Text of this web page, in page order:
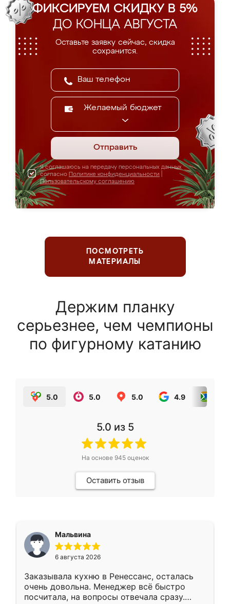
ФИКСИРУЕМ СКИДКУ В 5%
ДО КОНЦА АВГУСТА
Оставьте заявку сейчас, скидка
сохранится.
Желаемый бюджет
Отправить
Я соглашаюсь на передачу персональных данных
согласно Политике конфиденциальности
Пользовательскому соглашению
ПОСМОТРЕТЬ
МАТЕРИАЛЫ
Держим планку
серьезнее, чем чемпионы
по фигурному катанию
5.0 5.0 5.0 4.9
5.0 из 5
На основе 945оценок
Оставить отзыв
Мальвина
6 августа 2026
Заказывала кухню в Ренессанс, осталась
очень довольна. Менеджер всё быстро
посчитала, на вопросы отвечала сразу.